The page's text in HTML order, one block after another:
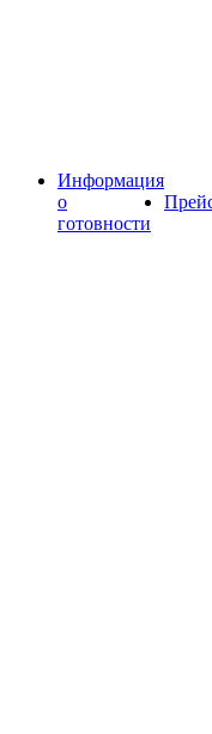
Информация
о
готовности